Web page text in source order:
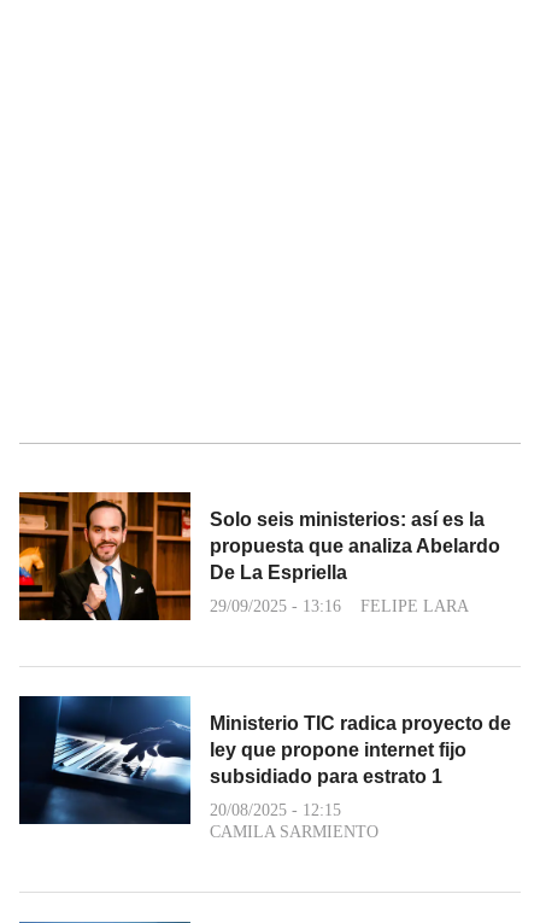
Solo seis ministerios: así es la
propuesta que analiza Abelardo
De La Espriella
29/09/2025 - 13:16 FELIPE LARA
Ministerio TIC radica proyecto de
ley que propone internet fijo
subsidiado para estrato 1
20/08/2025 - 12:15
CAMILA SARMIENTO